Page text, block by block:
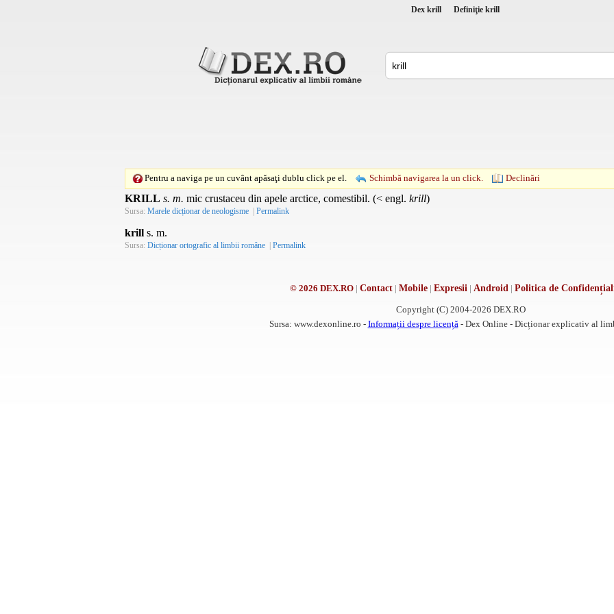
Dex krill Definiţie krill
Pentru a naviga pe un cuvânt apăsaţi dublu click pe el. Schimbă navigarea la un click. Declinări
KRILL s. m. mic crustaceu din apele arctice, comestibil. (< engl. krill)
Sursa: Marele dicționar de neologisme | Permalink
krill s. m.
Sursa: Dicționar ortografic al limbii române | Permalink
© 2026 DEX.RO| Contact| Mobile| Expresii | Android | Politica de
Copyright (C) 2004-2026 DEX.RO
Sursa: www.dexonline.ro - Informații despre licență - Dex Online - Dicționar explicativ al